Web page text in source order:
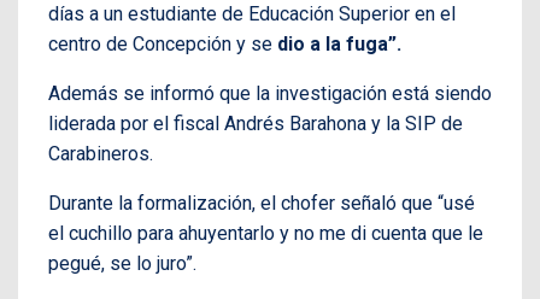
días a un estudiante de Educación Superior en el
centro de Concepción y se dio a la fuga”.
Además se informó que la investigación está siendo
liderada por el fiscal Andrés Barahona y la SIP de
Carabineros.
Durante la formalización, el chofer señaló que “usé
el cuchillo para ahuyentarlo y no me di cuenta que le
pegué, se lo juro”.